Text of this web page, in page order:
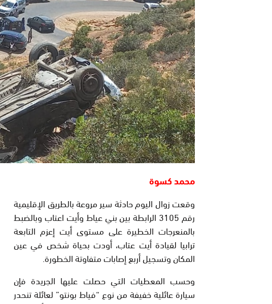
محمد كسوة
وقعت زوال اليوم حادثة سير مروعة بالطريق الإقليمية
رقم 3105 الرابطة بين بني عياط وأيت اعتاب وبالضبط
بالمنعرجات الخطيرة على مستوى أيت إعزم التابعة
ترابيا لقيادة أيت عتاب، أودت بحياة شخص في عين
المكان وتسجيل أربع إصابات متفاوتة الخطورة.
وحسب المعطيات التي حصلت عليها الجريدة فإن
سيارة عائلية خفيفة من نوع “فياط بونتو” لعائلة تنحدر